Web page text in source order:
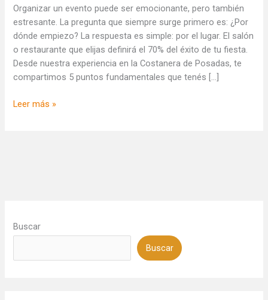
Organizar un evento puede ser emocionante, pero también
estresante. La pregunta que siempre surge primero es: ¿Por
dónde empiezo? La respuesta es simple: por el lugar. El salón
o restaurante que elijas definirá el 70% del éxito de tu fiesta.
Desde nuestra experiencia en la Costanera de Posadas, te
compartimos 5 puntos fundamentales que tenés […]
el
lugar
ideal
para
tu
evento
Posadas
Leer más »
Buscar
Buscar